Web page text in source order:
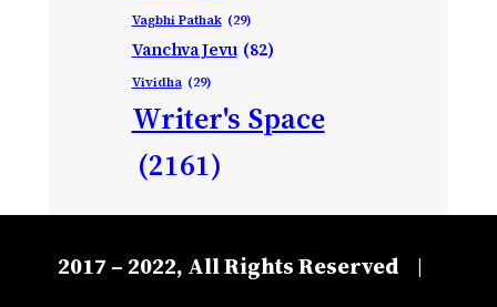
Vagbhi Pathak (29)
Vanchva Jevu (82)
Vividha (29)
Writer's Space
(2161)
2017 – 2022, All Rights Reserved |